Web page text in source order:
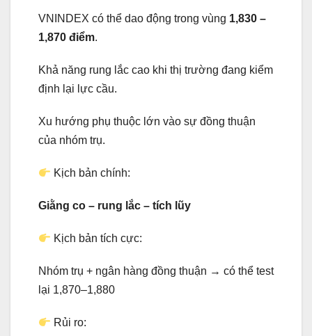
VNINDEX có thể dao động trong vùng 1,830 –
1,870 điểm.
Khả năng rung lắc cao khi thị trường đang kiểm
định lại lực cầu.
Xu hướng phụ thuộc lớn vào sự đồng thuận
của nhóm trụ.
Kịch bản chính:
Giằng co – rung lắc – tích lũy
Kịch bản tích cực:
Nhóm trụ + ngân hàng đồng thuận → có thể test
lại 1,870–1,880
Rủi ro: